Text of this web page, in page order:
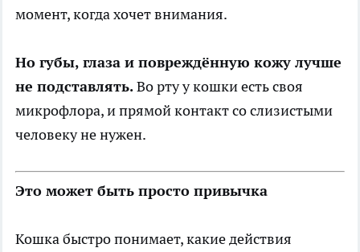
момент, когда хочет внимания.
Но губы, глаза и повреждённую кожу лучше
не подставлять.Во рту у кошки есть своя
микрофлора, и прямой контакт со слизистыми
человеку не нужен.
Это может быть просто привычка
Кошка быстро понимает, какие действия